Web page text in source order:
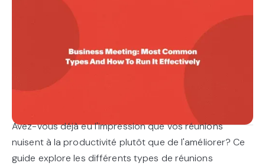
Avez-vous déjà eu l'impression que vos réunions
nuisent à la productivité plutôt que de l'améliorer? Ce
guide explore les différents types de réunions